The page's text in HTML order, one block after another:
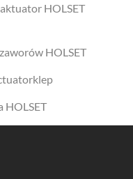
HOLSET
HOLSET
HOLSET